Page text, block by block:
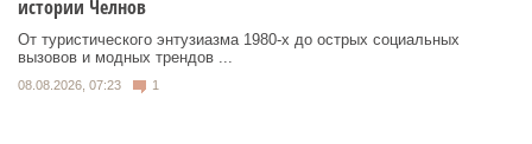
истории Челнов
От туристического энтузиазма 1980‑х до острых социальных
вызовов и модных трендов ...
08.08.2026, 07:23 1